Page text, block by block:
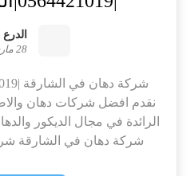
28 مارس، 2023
نقدم افضل شركات دهان
الرائدة في مجال الديكور
شركة دهان في الشارقة